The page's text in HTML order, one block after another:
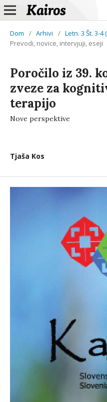
Dom / Arhivi / Letn. 3 Št. 3-4
Prevodi, novice, intervjuji, eseji
Poročilo iz 39.
zveze za
terapijo
Nove perspektive
Tjaša Kos